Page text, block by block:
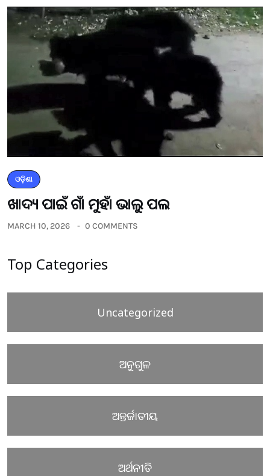
ଓଡ଼ିଶା
ଖାଦ୍ୟ ପାଇଁ ଗାଁ ମୁହାଁ ଭାଲୁ ପଲ
MARCH 10, 2026 0 COMMENTS
Top Categories
Uncategorized
ଅନୁଗୁଳ
ଅନ୍ତର୍ଜାତୀୟ
ଅର୍ଥନୀତି